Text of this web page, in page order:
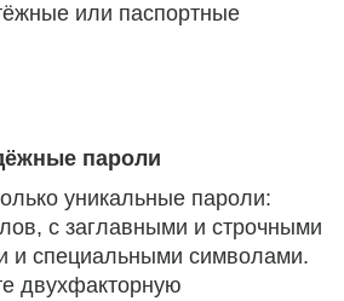
или паспортные
пароли
уникальные пароли:
с заглавными и строчными
и специальными символами.
двухфакторную